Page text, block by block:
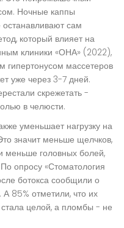
Ночные каппы
сам
который влияет на
клиники «ОНА» (2022),
массетеров
уже через 3-7 дней.
скрежетать -
в челюсти.
уменьшает нагрузку на
значит меньше щелчков,
меньше головных болей,
опросу «Стоматология
ботокса сообщили о
85% отметили, что их
целой, а пломбы - не